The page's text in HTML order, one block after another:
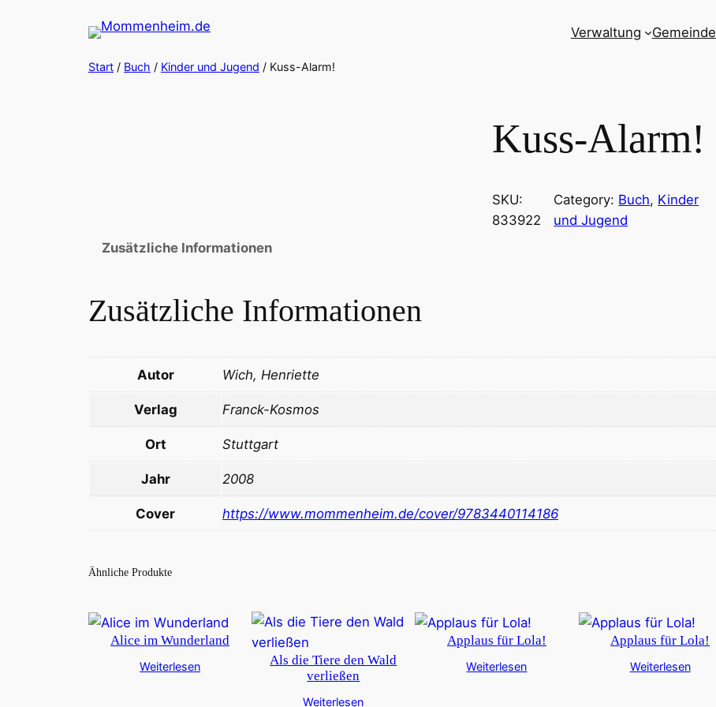
Verwaltung Gemeinde
Start / Buch / Kinder und Jugend / Kuss-Alarm!
Kuss-Alarm!
SKU:
833922
Category: Buch, Kinder
und Jugend
Zusätzliche Informationen
Zusätzliche Informationen
Autor Wich, Henriette
Verlag Franck-Kosmos
Ort Stuttgart
Jahr 2008
Cover https://www.mommenheim.de/cover/9783440114186
Ähnliche Produkte
Alice im Wunderland
Weiterlesen
Als die Tiere den Wald
verließen
Weiterlesen
Applaus für Lola!
Weiterlesen
Applaus für Lola!
Weiterlesen